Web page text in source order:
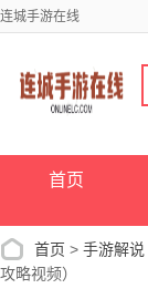
连城手游在线
首页
首页 > 手游解说
攻略视频）